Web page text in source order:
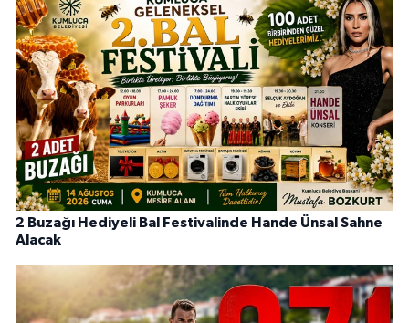
2 Buzağı Hediyeli Bal Festivalinde Hande Ünsal Sahne
Alacak